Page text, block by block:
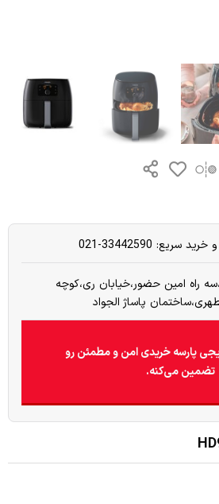
سریع: 33442590-021
راه امین حضور،خیابان ری،کوچه
پاساژ الجواد
پارسه خریدی امن و مطمئن رو
تضمین می‌کنه.